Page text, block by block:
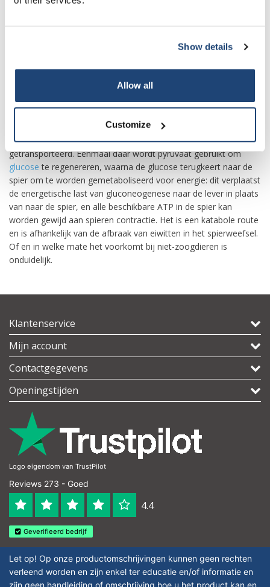
Show details
Allow all
Customize
lever, waar het geregenereerde pyruvaat wordt gebruikt bij
circulatiesysteem naar de spieren terugkeert. Glutamaat in de
ammonium, dat op zijn beurt deelneemt aan de ureumcyclus
omureumte vormen dat via de nieren wordt uitgescheiden.
Door de glucose-alaninecyclus kunnen pyruvaat en glutamaat
uit de spieren worden verwijderd en veilig naar de lever worden
getransporteerd. Eenmaal daar wordt pyruvaat gebruikt om
glucose te regenereren, waarna de glucose terugkeert naar de
spier om te worden gemetaboliseerd voor energie: dit verplaatst
de energetische last van gluconeogenese naar de lever in plaats
van naar de spier, en alle beschikbare ATP in de spier kan
worden gewijd aan spieren contractie. Het is een katabole route
en is afhankelijk van de afbraak van eiwitten in het spierweefsel.
Of en in welke mate het voorkomt bij niet-zoogdieren is
onduidelijk.
Klantenservice
Mijn account
Contactgegevens
Openingstijden
Logo eigendom van TrustPilot
Reviews 273 - Goed
4.4
Geverifieerd bedrijf
Let op! Op onze productomschrijvingen kunnen geen rechten
verleend worden en zijn enkel ter educatie en/of informatie en
zijn geen handleiding of omschrijving hoe u het product kan en